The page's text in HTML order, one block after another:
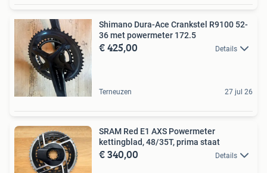
Shimano Dura-Ace Crankstel R9100 52-
36 met powermeter 172.5
€ 425,00 Details
Terneuzen 27 jul 26
SRAM Red E1 AXS Powermeter
kettingblad, 48/35T, prima staat
€ 340,00 Details